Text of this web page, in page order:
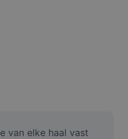
van elke haal vast